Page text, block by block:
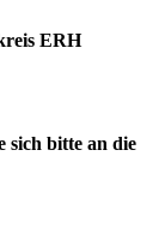
ERH
sich bitte an die